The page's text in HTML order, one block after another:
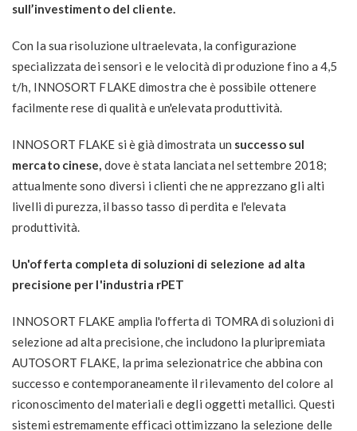
sull’investimento del cliente.
Con la sua risoluzione ultraelevata, la configurazione
specializzata dei sensori e le velocità di produzione fino a 4,5
t/h, INNOSORT FLAKE dimostra che è possibile ottenere
facilmente rese di qualità e un'elevata produttività.
INNOSORT FLAKE si è già dimostrata un successo sul
mercato cinese, dove è stata lanciata nel settembre 2018;
attualmente sono diversi i clienti che ne apprezzano gli alti
livelli di purezza, il basso tasso di perdita e l'elevata
produttività.
Un'offerta completa di soluzioni di selezione ad alta
precisione per l'industria rPET
INNOSORT FLAKE amplia l'offerta di TOMRA di soluzioni di
selezione ad alta precisione, che includono la pluripremiata
AUTOSORT FLAKE, la prima selezionatrice che abbina con
successo e contemporaneamente il rilevamento del colore al
riconoscimento del materiali e degli oggetti metallici. Questi
sistemi estremamente efficaci ottimizzano la selezione delle